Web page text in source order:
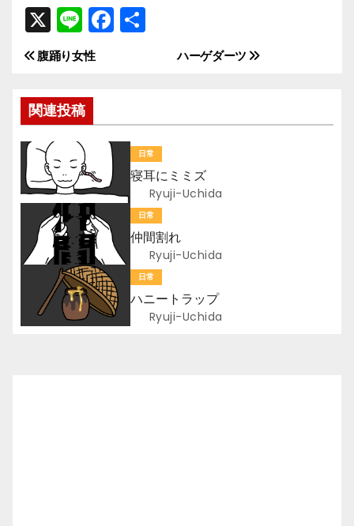
X Li
n
e
F
a
b
o
o
k
共
投
稿
ナ
ビ
ゲ
ー
シ
ョ
ン
ハーゲダーツ
腹踊り女性
関連投稿
日常
寝耳にミミズ
Ryuji-Uchida
日常
仲間割れ
Ryuji-Uchida
日常
ハニートラップ
Ryuji-Uchida